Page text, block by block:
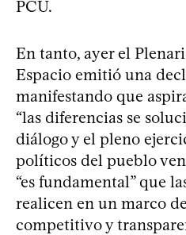
PCU.
En tanto, ayer el
Espacio emitió una
manifestando que
“las diferencias se
diálogo y el pleno
políticos del pueblo
“es fundamental” que
realicen en un marco
competitivo y